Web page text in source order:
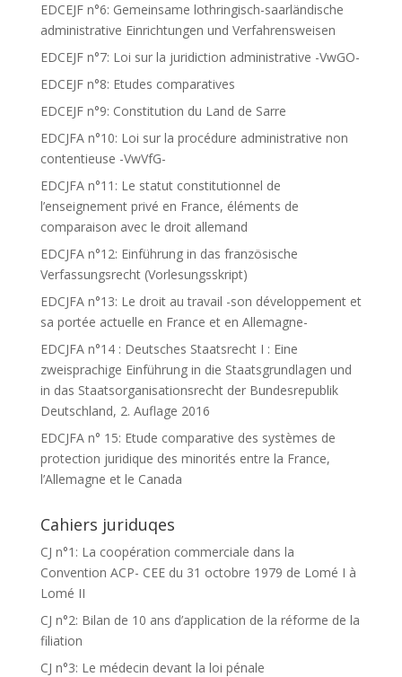
EDCEJF n°6: Gemeinsame lothringisch-saarländische
administrative Einrichtungen und Verfahrensweisen
EDCEJF n°7: Loi sur la juridiction administrative -VwGO-
EDCEJF n°8: Etudes comparatives
EDCEJF n°9: Constitution du Land de Sarre
EDCJFA n°10: Loi sur la procédure administrative non
contentieuse -VwVfG-
EDCJFA n°11: Le statut constitutionnel de
l’enseignement privé en France, éléments de
comparaison avec le droit allemand
EDCJFA n°12: Einführung in das französische
Verfassungsrecht (Vorlesungsskript)
EDCJFA n°13: Le droit au travail -son développement et
sa portée actuelle en France et en Allemagne-
EDCJFA n°14 : Deutsches Staatsrecht I : Eine
zweisprachige Einführung in die Staatsgrundlagen und
in das Staatsorganisationsrecht der Bundesrepublik
Deutschland, 2. Auflage 2016
EDCJFA n° 15: Etude comparative des systèmes de
protection juridique des minorités entre la France,
l’Allemagne et le Canada
Cahiers juriduqes
CJ n°1: La coopération commerciale dans la
Convention ACP- CEE du 31 octobre 1979 de Lomé I à
Lomé II
CJ n°2: Bilan de 10 ans d’application de la réforme de la
filiation
CJ n°3: Le médecin devant la loi pénale